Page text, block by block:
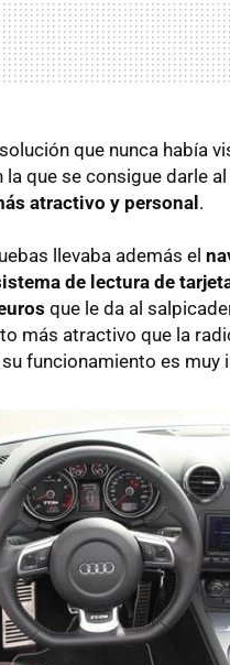
que nunca había
la que se consigue darle
atractivo y personal.
llevaba además el
de lectura de
que le da al
más atractivo que la
funcionamiento es muy